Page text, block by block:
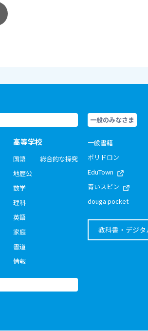
高等学校
国語
地歴公
数学
理科
英語
家庭
書道
情報
総合的な探究
一般のみなさま
一般書籍
ポリドロン
EduTown
青いスピン
douga pocket
教科書・デジ